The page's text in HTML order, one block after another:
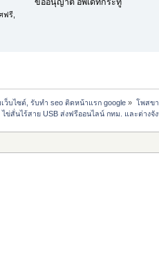
ฟรี,
ขออนุญาต อัพเดทกระทู้
ว็บไซต์, รับทำ seo ติดหน้าแรก google » โพสข
ข่สั่นไร้สาย USB ส่งฟรีออนไลน์ กทม. และต่างจั